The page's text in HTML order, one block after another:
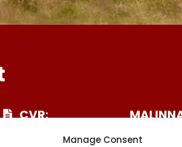
Manage Consent
CVR: